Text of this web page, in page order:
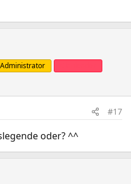
Administrator
#17
oder? ^^